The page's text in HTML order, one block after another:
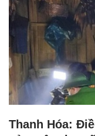
Thanh Hóa: